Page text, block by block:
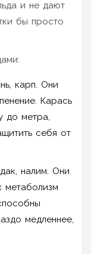
и не дают
бы просто
карп. Они
Карась
до метра,
себя от
налим. Они
метаболизм
медленнее,